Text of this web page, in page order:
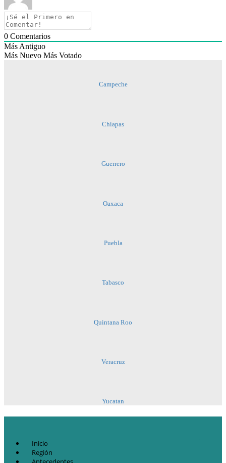
0 Comentarios
Más Antiguo
Más Nuevo Más Votado
Campeche
Chiapas
Guerrero
Oaxaca
Puebla
Tabasco
Quintana Roo
Veracruz
Yucatan
Inicio
Región